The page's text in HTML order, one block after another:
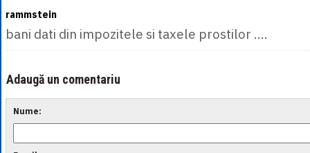
rammstein
bani dati din impozitele si taxele prostilor ....
Adaugă un comentariu
Nume: